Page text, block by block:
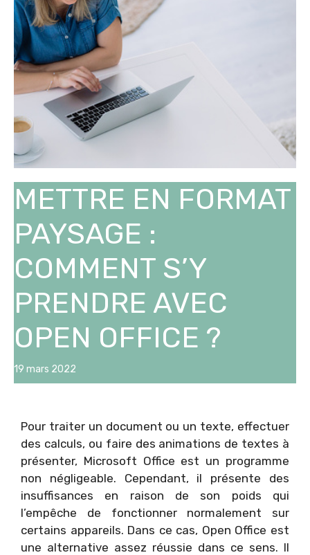
METTRE EN FORMAT
PAYSAGE :
COMMENT S’Y
PRENDRE AVEC
OPEN OFFICE ?
19 mars 2022
Pour traiter un document ou un texte, effectuer
des calculs, ou faire des animations de textes à
présenter, Microsoft Office est un programme
non négligeable. Cependant, il présente des
insuffisances en raison de son poids qui
l’empêche de fonctionner normalement sur
certains appareils. Dans ce cas, Open Office est
une alternative assez réussie dans ce sens. Il